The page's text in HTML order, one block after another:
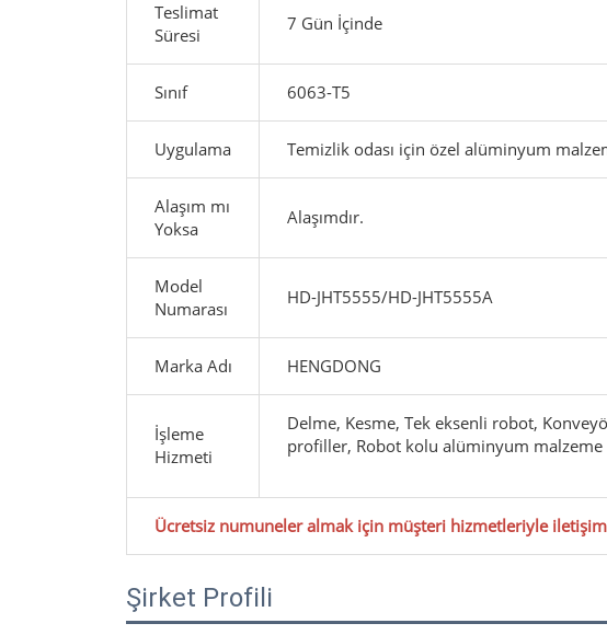
Teslimat
Süresi
7 Gün İçinde
Sınıf 6063-T5
Uygulama Temizlik odası için özel alüminyum
Alaşım mı
Yoksa
Alaşımdır.
Model
Numarası
HD-JHT5555/HD-JHT5555A
Marka Adı HENGDONG
İşleme
Hizmeti
Delme, Kesme, Tek eksenli robot,
profiller, Robot kolu alüminyum malzeme
Ücretsiz numuneler almak için müşteri hizmetleriyle
Şirket Profili